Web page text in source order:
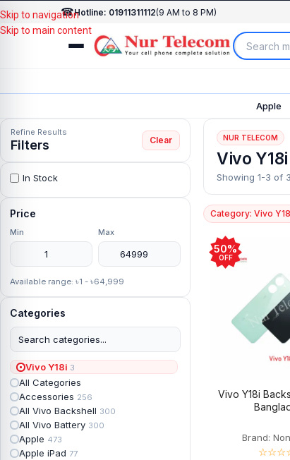
☎Hotline: 01911311112(9 AM to 8 PM)
Apple
Skip to navigation
Skip to main content
Refine Results
Filters Clear
In Stock
Price
Min Max
Available range: ৳1 - ৳64,999
Categories
Vivo Y18i 3
All Categories
Accessories 256
All Vivo Backshell 300
All Vivo Battery 300
Apple 473
Apple iPad 77
NUR TELECOM
Vivo Y18i
Showing 1-3 of
Category: Vivo
50%
OFF
Vivo Y18i
Brand: